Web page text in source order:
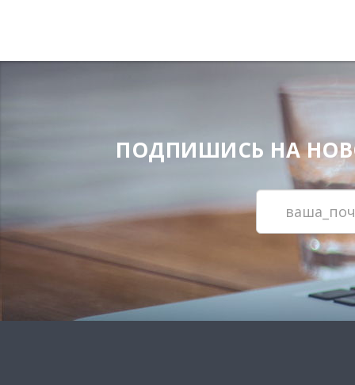
ПОДПИШИСЬ НА